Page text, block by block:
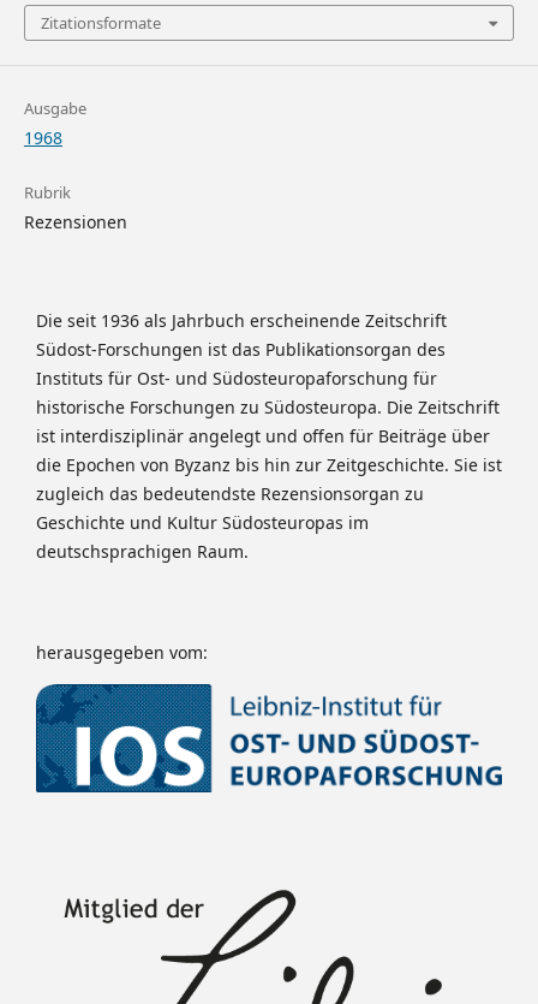
Zitationsformate
Ausgabe
1968
Rubrik
Rezensionen
Die seit 1936 als Jahrbuch erscheinende Zeitschrift
Südost-Forschungen ist das Publikationsorgan des
Instituts für Ost- und Südosteuropaforschung für
historische Forschungen zu Südosteuropa. Die Zeitschrift
ist interdisziplinär angelegt und offen für Beiträge über
die Epochen von Byzanz bis hin zur Zeitgeschichte. Sie ist
zugleich das bedeutendste Rezensionsorgan zu
Geschichte und Kultur Südosteuropas im
deutschsprachigen Raum.
herausgegeben vom: